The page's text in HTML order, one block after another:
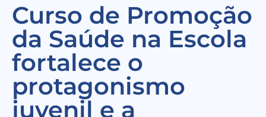
Curso de Promoção
da Saúde na Escola
fortalece o
protagonismo
juvenil e a